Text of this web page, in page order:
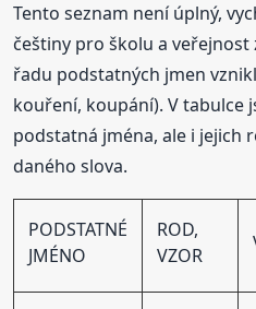
Tento seznam není úplný,
češtiny pro školu a
řadu podstatných jmen
kouření, koupání). V tabulce
podstatná jména, ale i jejich
daného slova.
PODSTATNÉ
JMÉNO
ROD,
VZOR